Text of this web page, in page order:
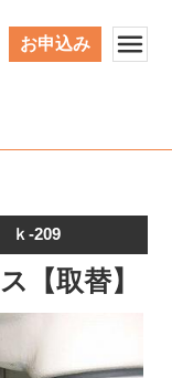
お申込み
ｋ-209
【取替】